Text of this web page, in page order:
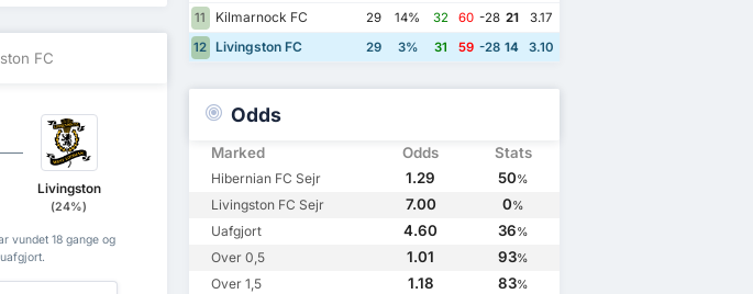
FC
Livingston
(24%)
vundet 18 gange og
11
Kilmarnock FC 29 14% 32 60 -28 21
3.17
12 Livingston FC 29 3% 31 59 -28 14 3.10
Odds
Marked Odds Stats
Hibernian FC Sejr 1.29 50%
Livingston FC Sejr 7.00 0%
Uafgjort 4.60 36%
Over 0,5 1.01 93%
Over 1,5 1.18 83%